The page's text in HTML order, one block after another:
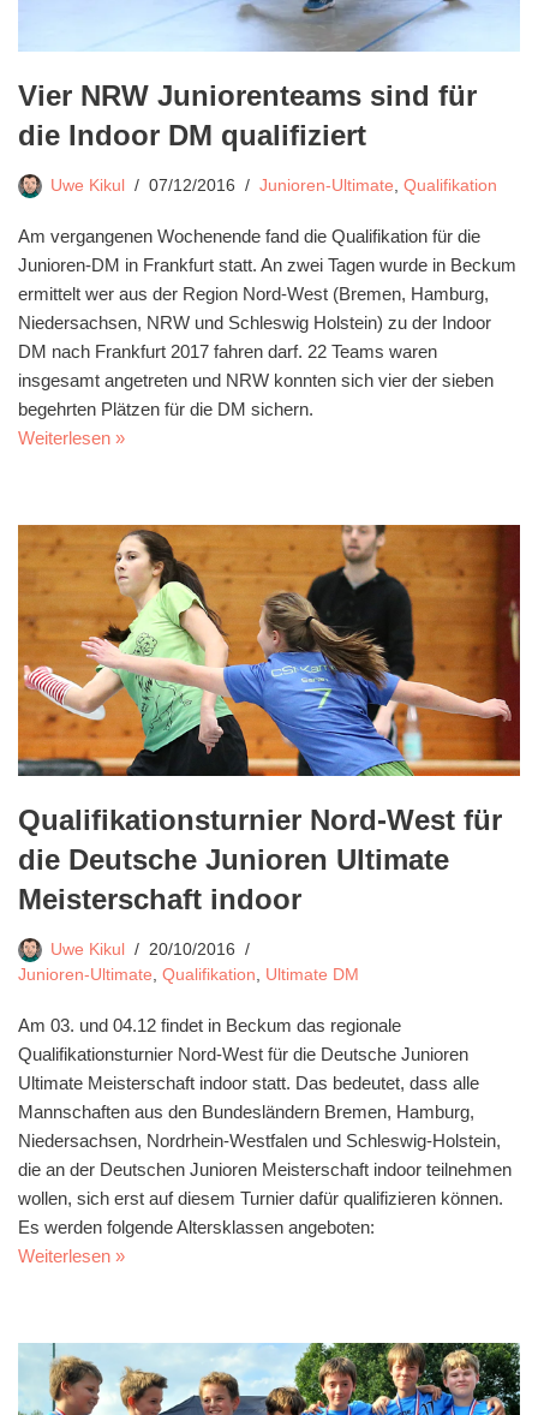
Vier NRW Juniorenteams sind für
die Indoor DM qualifiziert
Uwe Kikul 07/12/2016 Junioren-Ultimate, Qualifikation
Am vergangenen Wochenende fand die Qualifikation für die
Junioren-DM in Frankfurt statt. An zwei Tagen wurde in Beckum
ermittelt wer aus der Region Nord-West (Bremen, Hamburg,
Niedersachsen, NRW und Schleswig Holstein) zu der Indoor
DM nach Frankfurt 2017 fahren darf. 22 Teams waren
insgesamt angetreten und NRW konnten sich vier der sieben
begehrten Plätzen für die DM sichern.
Weiterlesen »
Qualifikationsturnier Nord-West für
die Deutsche Junioren Ultimate
Meisterschaft indoor
Uwe Kikul
20/10/2016
Junioren-Ultimate, Qualifikation, Ultimate DM
Am 03. und 04.12 findet in Beckum das regionale
Qualifikationsturnier Nord-West für die Deutsche Junioren
Ultimate Meisterschaft indoor statt. Das bedeutet, dass alle
Mannschaften aus den Bundesländern Bremen, Hamburg,
Niedersachsen, Nordrhein-Westfalen und Schleswig-Holstein,
die an der Deutschen Junioren Meisterschaft indoor teilnehmen
wollen, sich erst auf diesem Turnier dafür qualifizieren können.
Es werden folgende Altersklassen angeboten:
Weiterlesen »